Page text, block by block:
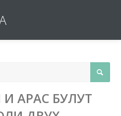
АРАС БУЛУТ